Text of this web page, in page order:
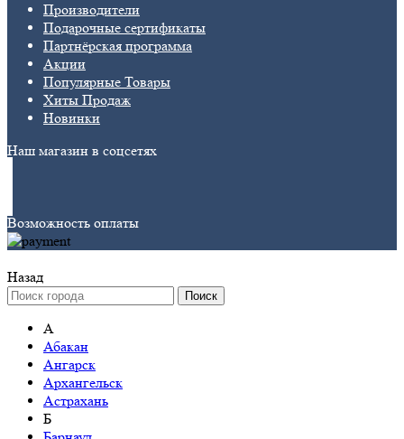
Производители
Подарочные сертификаты
Партнёрская программа
Акции
Популярные Товары
Хиты Продаж
Новинки
Наш магазин в соцсетях
Возможность оплаты
Назад
Поиск
А
Абакан
Ангарск
Архангельск
Астрахань
Б